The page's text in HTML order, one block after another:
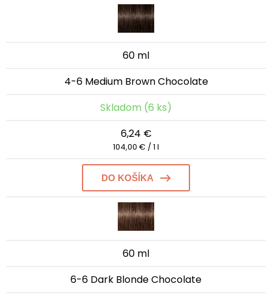
60 ml
4-6 Medium Brown Chocolate
Skladom (6 ks)
6,24 €
104,00 € / 1 l
DO KOŠÍKA
60 ml
6-6 Dark Blonde Chocolate